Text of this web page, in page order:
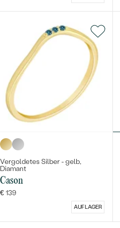
Vergoldetes Silber - gelb,
Diamant
Cason
€ 139
AUF LAGER